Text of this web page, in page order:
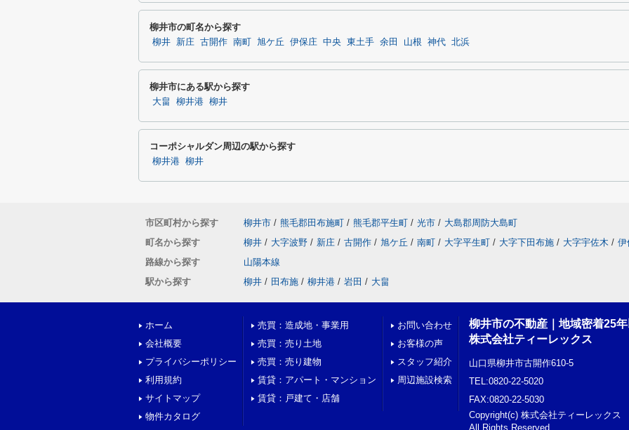
柳井市の町名から探す
柳井 新庄 古開作 南町 旭ケ丘 伊保庄 中央 東土手 余田 山根 神代 北浜
柳井市にある駅から探す
大畠 柳井港 柳井
コーポシャルダン周辺の駅から探す
柳井港 柳井
市区町村から探す 柳井市 / 熊毛郡田布施町 / 熊毛郡平生町 / 光市 / 大島郡周防大島町
町名から探す
柳井 / 大字波野 / 新庄 / 古開作 / 旭ケ丘 / 南町 / 大字平生町 / 大字下田布施 / 大字宇佐木 / 伊
路線から探す
山陽本線
駅から探す
柳井 / 田布施 / 柳井港 / 岩田 / 大畠
ホーム
会社概要
プライバシーポリシー
利用規約
サイトマップ
物件カタログ
売買：造成地・事業用
売買：売り土地
売買：売り建物
賃貸：アパート・マンション
賃貸：戸建て・店舗
お問い合わせ
お客様の声
スタッフ紹介
周辺施設検索
柳井市の不動産｜地域密着25
株式会社ティーレックス
山口県柳井市古開作610-5
TEL:0820-22-5020
FAX:0820-22-5030
Copyright(c) 株式会社ティーレックス
All Rights Reserved.